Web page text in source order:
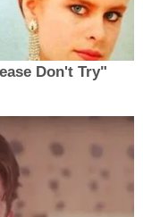
Don't Try"